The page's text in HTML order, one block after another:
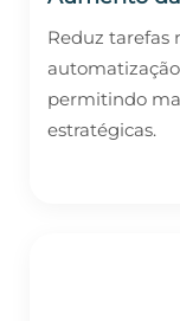
Reduz tarefas
permitindo
estratégicas.